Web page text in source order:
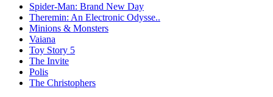
Spider-Man: Brand New Day
Theremin: An Electronic Odysse..
Minions & Monsters
Vaiana
Toy Story 5
The Invite
Polis
The Christophers